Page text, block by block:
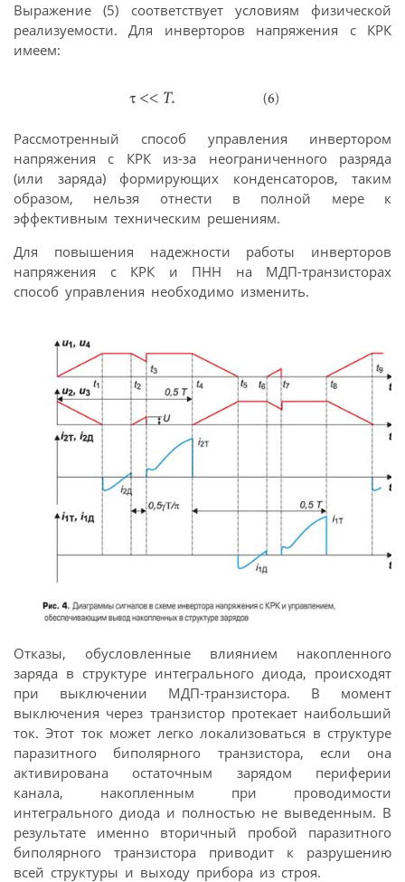
Выражение (5) соответствует условиям физической
реализуемости. Для инверторов напряжения с КРК
имеем:
Рассмотренный способ управления инвертором
напряжения с КРК из-за неограниченного разряда
(или заряда) формирующих конденсаторов, таким
образом, нельзя отнести в полной мере к
эффективным техническим решениям.
Для повышения надежности работы инверторов
напряжения с КРК и ПНН на МДП-транзисторах
способ управления необходимо изменить.
Отказы, обусловленные влиянием накопленного
заряда в структуре интегрального диода, происходят
при выключении МДП-транзистора. В момент
выключения через транзистор протекает наибольший
ток. Этот ток может легко локализоваться в структуре
паразитного биполярного транзистора, если она
активирована остаточным зарядом периферии
канала, накопленным при проводимости
интегрального диода и полностью не выведенным. В
результате именно вторичный пробой паразитного
биполярного транзистора приводит к разрушению
всей структуры и выходу прибора из строя.